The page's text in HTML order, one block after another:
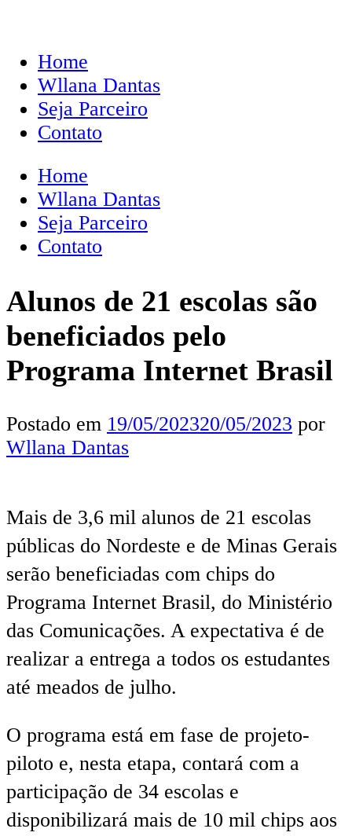
Home
Wllana Dantas
Seja Parceiro
Contato
Home
Wllana Dantas
Seja Parceiro
Contato
Alunos de 21 escolas são
beneficiados pelo
Programa Internet Brasil
Postado em 19/05/202320/05/2023 por
Wllana Dantas
Mais de 3,6 mil alunos de 21 escolas
públicas do Nordeste e de Minas Gerais
serão beneficiadas com chips do
Programa Internet Brasil, do Ministério
das Comunicações. A expectativa é de
realizar a entrega a todos os estudantes
até meados de julho.
O programa está em fase de projeto-
piloto e, nesta etapa, contará com a
participação de 34 escolas e
disponibilizará mais de 10 mil chips aos